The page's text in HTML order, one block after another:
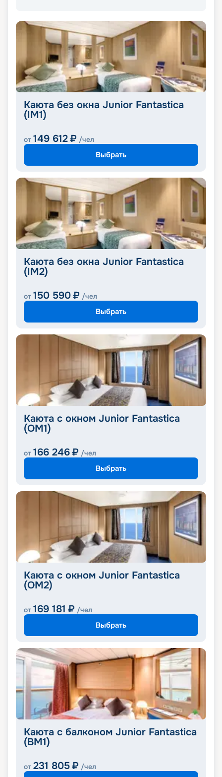
Каюта без окна Junior Fantastica
(IM1)
от 149 612 ₽ /чел
Выбрать
Каюта без окна Junior Fantastica
(IM2)
от 150 590 ₽ /чел
Выбрать
Каюта с окном Junior Fantastica
(OM1)
от 166 246 ₽ /чел
Выбрать
Каюта с окном Junior Fantastica
(OM2)
от 169 181 ₽ /чел
Выбрать
Каюта с балконом Junior Fantastica
(BM1)
от 231 805 ₽ /чел